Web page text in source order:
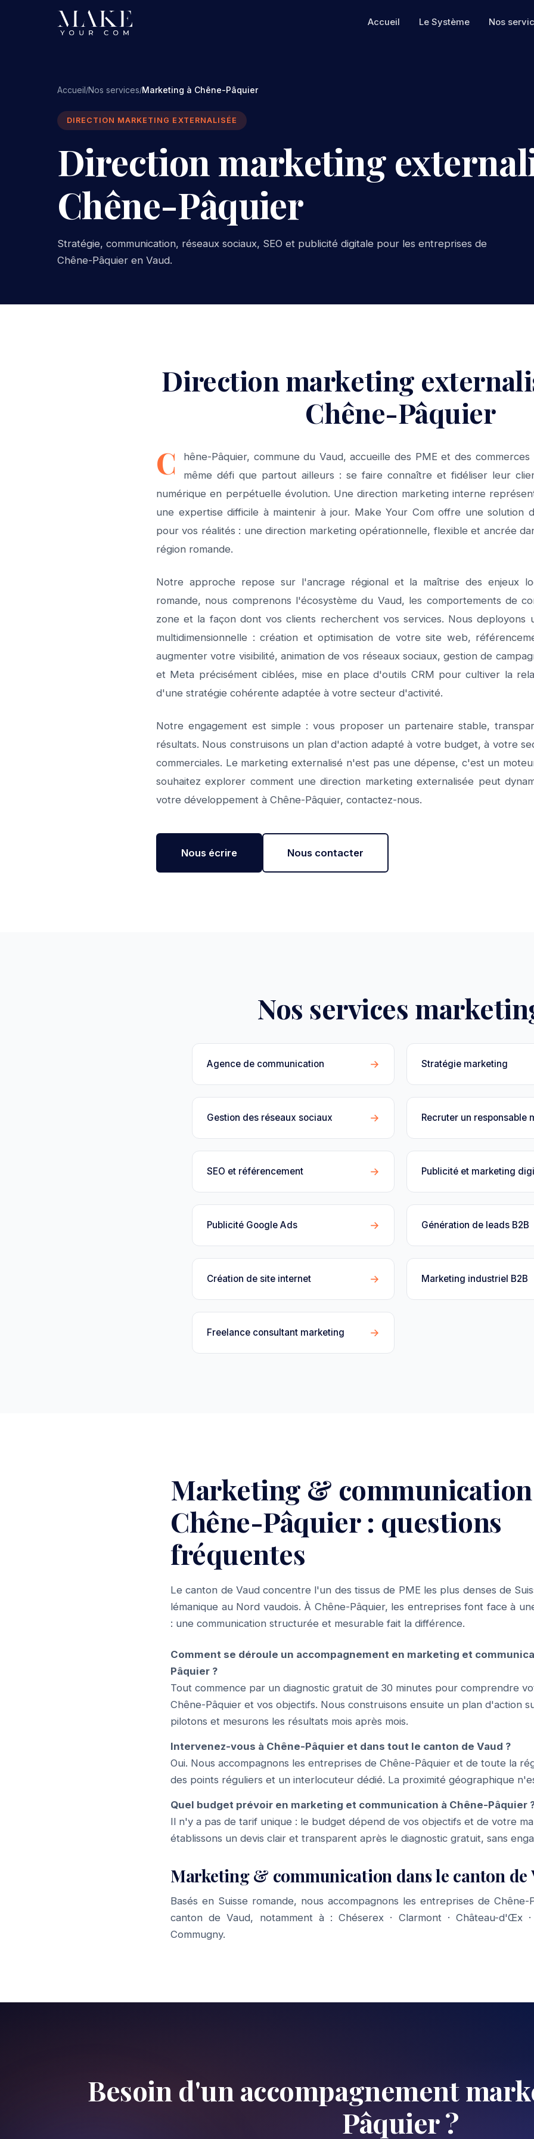
Accueil Le Système Nos
Accueil/Nos services/Marketing à Chêne-Pâquier
DIRECTION MARKETING EXTERNALISÉE
Direction marketing
Chêne-Pâquier
Stratégie, communication, réseaux sociaux, SEO et publicité digitale pour les entreprises de
Chêne-Pâquier en Vaud.
Direction marketing
Chêne-Pâquier
C
hêne-Pâquier, commune du Vaud, accueille des PME et des
même défi que partout ailleurs : se faire connaître et fidéliser leur
numérique en perpétuelle évolution. Une direction marketing interne
une expertise difficile à maintenir à jour. Make Your Com offre une solution
pour vos réalités : une direction marketing opérationnelle, flexible et ancrée
région romande.
Notre approche repose sur l'ancrage régional et la maîtrise des enjeux
romande, nous comprenons l'écosystème du Vaud, les comportements de
zone et la façon dont vos clients recherchent vos services. Nous deployons
multidimensionnelle : création et optimisation de votre site web,
augmenter votre visibilité, animation de vos réseaux sociaux, gestion de
et Meta précisément ciblées, mise en place d'outils CRM pour cultiver la
d'une stratégie cohérente adaptée à votre secteur d'activité.
Notre engagement est simple : vous proposer un partenaire stable,
résultats. Nous construisons un plan d'action adapté à votre budget, à votre
commerciales. Le marketing externalisé n'est pas une dépense, c'est un
souhaitez explorer comment une direction marketing externalisée peut
votre développement à Chêne-Pâquier, contactez-nous.
Nous écrire Nous contacter
Nos services
Agence de communication → Stratégie marketing
Gestion des réseaux sociaux → Recruter un responsable
SEO et référencement → Publicité et marketing
Publicité Google Ads → Génération de leads B2B
Création de site internet → Marketing industriel B2B
Freelance consultant marketing →
Marketing &
Chêne-Pâquier : questions
fréquentes
Le canton de Vaud concentre l'un des tissus de PME les plus denses de
lémanique au Nord vaudois. À Chêne-Pâquier, les entreprises font face à
: une communication structurée et mesurable fait la différence.
Comment se déroule un accompagnement en marketing et
Pâquier ?
Tout commence par un diagnostic gratuit de 30 minutes pour comprendre
Chêne-Pâquier et vos objectifs. Nous construisons ensuite un plan d'action
pilotons et mesurons les résultats mois après mois.
Intervenez-vous à Chêne-Pâquier et dans tout le canton de Vaud ?
Oui. Nous accompagnons les entreprises de Chêne-Pâquier et de toute la
des points réguliers et un interlocuteur dédié. La proximité géographique
Quel budget prévoir en marketing et communication à Chêne-Pâquier
Il n'y a pas de tarif unique : le budget dépend de vos objectifs et de votre
établissons un devis clair et transparent après le diagnostic gratuit, sans
Marketing & communication dans le canton de
Basés en Suisse romande, nous accompagnons les entreprises de
canton de Vaud, notamment à :Chéserex · Clarmont·Château-d'Œx
Commugny.
Besoin d'un accompagnement
Pâquier ?